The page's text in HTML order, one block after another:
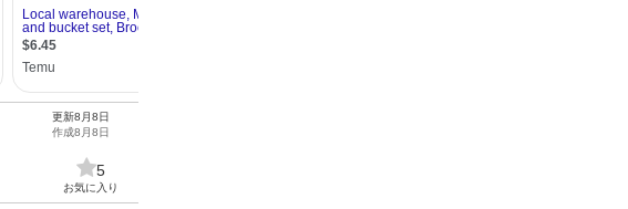
更新8月8日
作成8月8日
5
お気に入り